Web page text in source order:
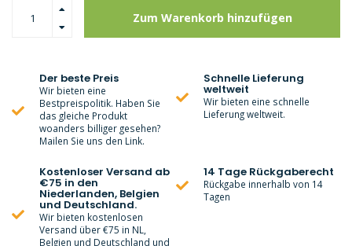
Zum Warenkorb hinzufügen
Der beste Preis
Wir bieten eine
Bestpreispolitik. Haben Sie
das gleiche Produkt
woanders billiger gesehen?
Mailen Sie uns den Link.
Schnelle Lieferung
weltweit
Wir bieten eine schnelle
Lieferung weltweit.
Kostenloser Versand ab
€75 in den
Niederlanden, Belgien
und Deutschland.
Wir bieten kostenlosen
Versand über €75 in NL,
Belgien und Deutschland und
14 Tage Rückgaberecht
Rückgabe innerhalb von 14
Tagen